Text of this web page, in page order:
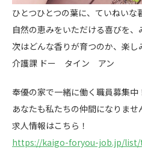
ひとつひとつの葉に、ていねいな
自然の恵みをいただける喜びを、
次はどんな香りが育つのか、楽し
介護課 ドー タイン アン
奉優の家で一緒に働く職員募集中
あなたも私たちの仲間になりませ
求人情報はこちら！
https://kaigo-foryou-job.jp/list/